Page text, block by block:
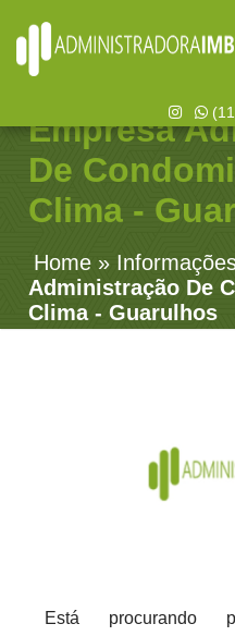
Empresa
De
Clima -
Home »
Administração De
Clima - Guarulhos
Está procurando